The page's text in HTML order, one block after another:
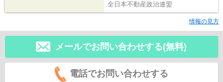
全日本不動産政治連盟
情報の見方
メールでお問い合わせする(無料)
電話でお問い合わせする